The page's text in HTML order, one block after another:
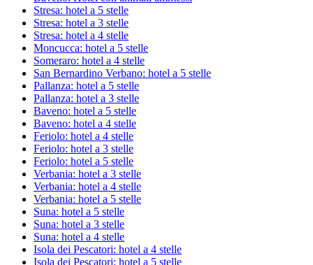
Stresa: hotel a 5 stelle
Stresa: hotel a 3 stelle
Stresa: hotel a 4 stelle
Moncucca: hotel a 5 stelle
Someraro: hotel a 4 stelle
San Bernardino Verbano: hotel a 5 stelle
Pallanza: hotel a 5 stelle
Pallanza: hotel a 3 stelle
Baveno: hotel a 5 stelle
Baveno: hotel a 4 stelle
Feriolo: hotel a 4 stelle
Feriolo: hotel a 3 stelle
Feriolo: hotel a 5 stelle
Verbania: hotel a 3 stelle
Verbania: hotel a 4 stelle
Verbania: hotel a 5 stelle
Suna: hotel a 5 stelle
Suna: hotel a 3 stelle
Suna: hotel a 4 stelle
Isola dei Pescatori: hotel a 4 stelle
Isola dei Pescatori: hotel a 5 stelle